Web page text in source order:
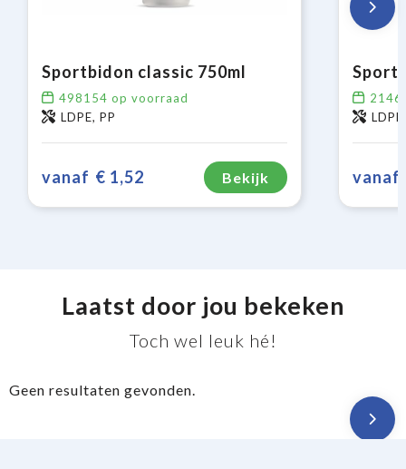
Sportbidon classic 750ml
498154 op voorraad
LDPE, PP
vanaf € 1,52 Bekijk vanaf
Laatst door jou bekeken
Toch wel leuk hé!
Geen resultaten gevonden.